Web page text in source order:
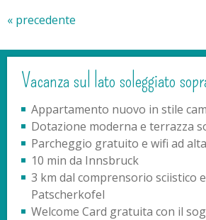
« precedente
Vacanza sul lato soleggiato
Appartamento nuovo in stile
Dotazione moderna e terrazza
Parcheggio gratuito e wifi ad
10 min da Innsbruck
3 km dal comprensorio sciistico
Patscherkofel
Welcome Card gratuita con il